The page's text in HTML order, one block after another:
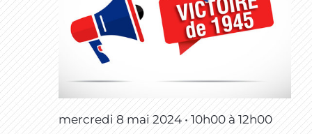
mercredi 8 mai 2024 • 10h00 à12h00